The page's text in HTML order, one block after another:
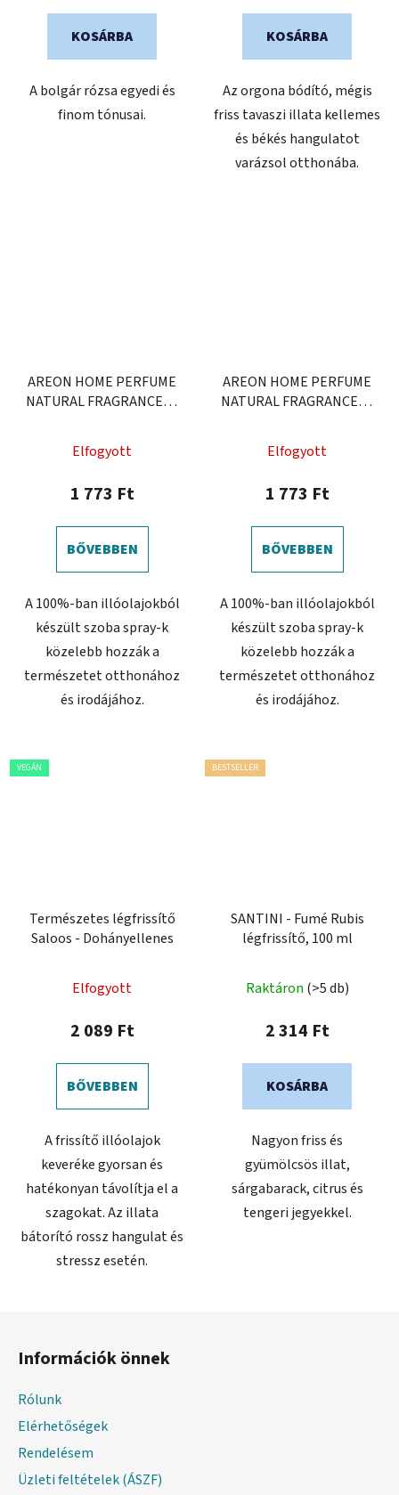
KOSÁRBA
A bolgár rózsa egyedi és
finom tónusai.
KOSÁRBA
Az orgona bódító, mégis
friss tavaszi illata kellemes
és békés hangulatot
varázsol otthonába.
AREON HOME PERFUME
NATURAL FRAGRANCES -
Elfogyott
1 773 Ft
BŐVEBBEN
A 100%-ban illóolajokból
készült szoba spray-k
közelebb hozzák a
természetet otthonához
és irodájához.
AREON HOME PERFUME
NATURAL FRAGRANCES -
Elfogyott
1 773 Ft
BŐVEBBEN
A 100%-ban illóolajokból
készült szoba spray-k
közelebb hozzák a
természetet otthonához
és irodájához.
VEGÁN
Természetes légfrissítő
Saloos - Dohányellenes
Elfogyott
2 089 Ft
BŐVEBBEN
A frissítő illóolajok
keveréke gyorsan és
hatékonyan távolítja el a
szagokat. Az illata
bátorító rossz hangulat és
stressz esetén.
BESTSELLER
SANTINI - Fumé Rubis
légfrissítő, 100 ml
Raktáron (>5 db)
2 314 Ft
KOSÁRBA
Nagyon friss és
gyümölcsös illat,
sárgabarack, citrus és
tengeri jegyekkel.
Információk önnek
Rólunk
Elérhetőségek
Rendelésem
Üzleti feltételek (ÁSZF)